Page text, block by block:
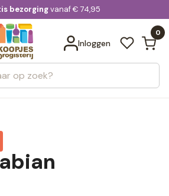
20:00 uur besteld
bezorgingvanaf € 74,95
Inloggen
0
Bekijk alle resultaten